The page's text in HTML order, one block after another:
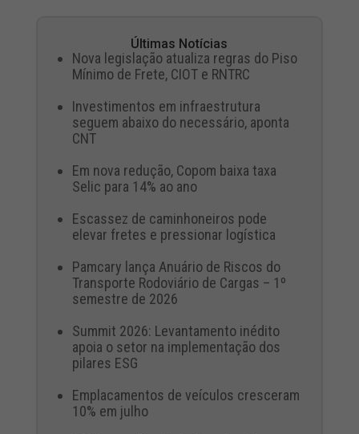
Últimas Notícias
Nova legislação atualiza regras do Piso
Mínimo de Frete, CIOT e RNTRC
Investimentos em infraestrutura
seguem abaixo do necessário, aponta
CNT
Em nova redução, Copom baixa taxa
Selic para 14% ao ano
Escassez de caminhoneiros pode
elevar fretes e pressionar logística
Pamcary lança Anuário de Riscos do
Transporte Rodoviário de Cargas – 1º
semestre de 2026
Summit 2026: Levantamento inédito
apoia o setor na implementação dos
pilares ESG
Emplacamentos de veículos cresceram
10% em julho